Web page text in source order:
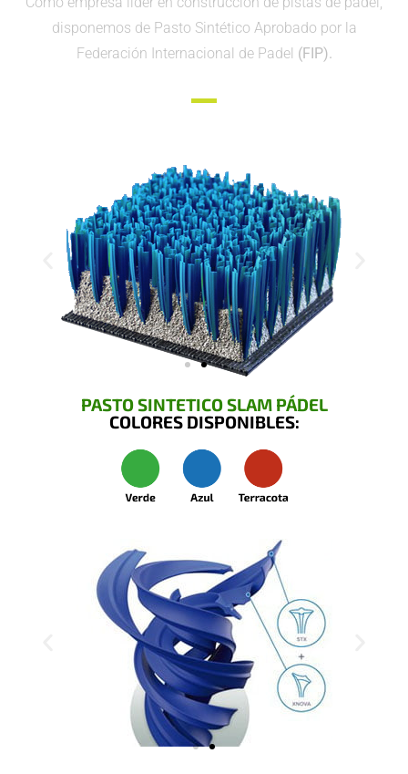
disponemos de Pasto Sintético Aprobado por la
Federación Internacional de Padel (FIP).
PASTO SINTETICO SLAM PÁDEL
COLORES DISPONIBLES: